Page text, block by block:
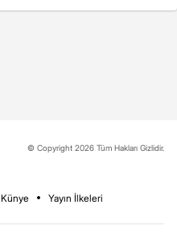
© Copyright 2026 Tüm Hakları Gizlidir.
Künye Yayın İlkeleri